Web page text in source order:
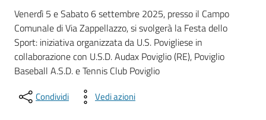
Venerdì 5 e Sabato 6 settembre 2025, presso il Campo
Comunale di Via Zappellazzo, si svolgerà la Festa dello
Sport: iniziativa organizzata da U.S. Povigliese in
collaborazione con U.S.D. Audax Poviglio (RE), Poviglio
Baseball A.S.D. e Tennis Club Poviglio
Condividi Vedi azioni